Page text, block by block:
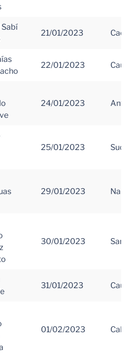
Sabí
21/01/2023
22/01/2023
24/01/2023
25/01/2023 Sucre
29/01/2023
30/01/2023
31/01/2023
01/02/2023